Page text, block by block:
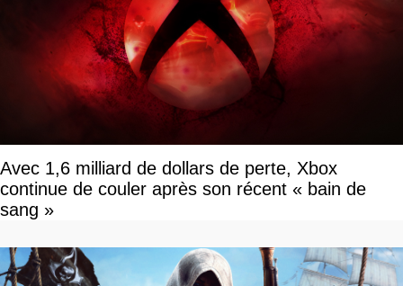
Avec 1,6 milliard de dollars de perte, Xbox
continue de couler après son récent « bain de
sang »